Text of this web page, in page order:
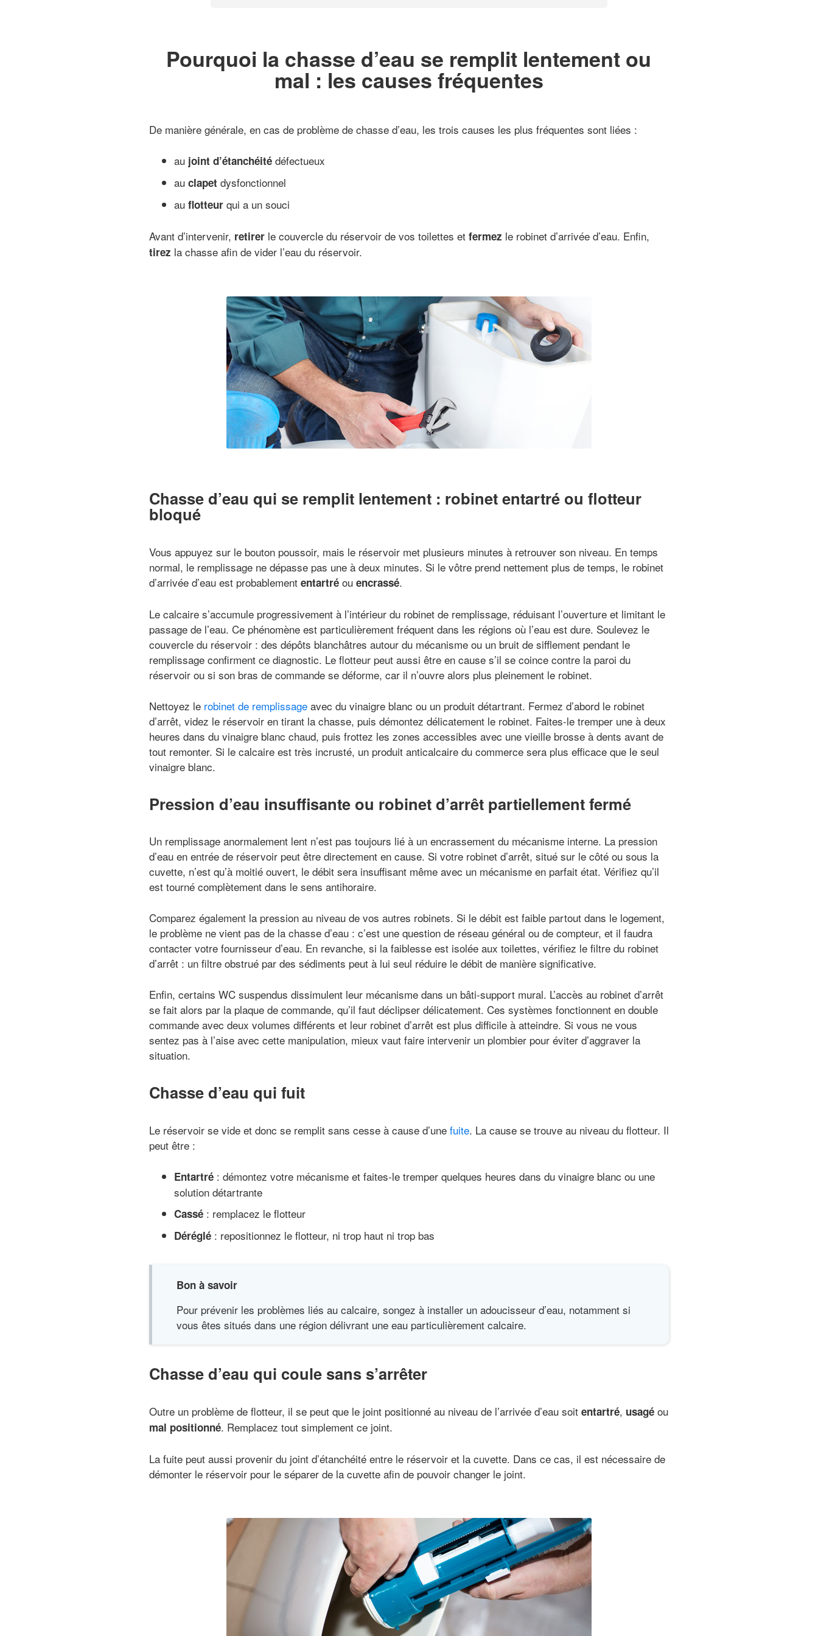
Pourquoi la chasse d’eau se remplit lentement ou
mal : les causes fréquentes
De manière générale, en cas de problème de chasse d’eau, les trois causes les plus fréquentes sont liées :
au joint d’étanchéité défectueux
auclapet dysfonctionnel
auflotteur qui a un souci
Avant d’intervenir, retirerle couvercle du réservoir de vos toilettes et fermez le robinet d’arrivée d’eau. Enfin,
tirez la chasse afin de vider l’eau du réservoir.
Chasse d’eau qui se remplit lentement : robinet entartré ou flotteur
bloqué
Vous appuyez sur le bouton poussoir, mais le réservoir met plusieurs minutes à retrouver son niveau. En temps
normal, le remplissage ne dépasse pas une à deux minutes. Si le vôtre prend nettement plus de temps, le robinet
d’arrivée d’eau est probablement entartréou encrassé.
Le calcaire s’accumule progressivement à l’intérieur du robinet de remplissage, réduisant l’ouverture et limitant le
passage de l’eau. Ce phénomène est particulièrement fréquent dans les régions où l’eau est dure. Soulevez le
couvercle du réservoir : des dépôts blanchâtres autour du mécanisme ou un bruit de sifflement pendant le
remplissage confirment ce diagnostic. Le flotteur peut aussi être en cause s’il se coince contre la paroi du
réservoir ou si son bras de commande se déforme, car il n’ouvre alors plus pleinement le robinet.
Nettoyez le robinet de remplissageavec du vinaigre blanc ou un produit détartrant. Fermez d’abord le robinet
d’arrêt, videz le réservoir en tirant la chasse, puis démontez délicatement le robinet. Faites-le tremper une à deux
heures dans du vinaigre blanc chaud, puis frottez les zones accessibles avec une vieille brosse à dents avant de
tout remonter. Si le calcaire est très incrusté, un produit anticalcaire du commerce sera plus efficace que le seul
vinaigre blanc.
Pression d’eau insuffisante ou robinet d’arrêt partiellement fermé
Un remplissage anormalement lent n’est pas toujours lié à un encrassement du mécanisme interne. La pression
d’eau en entrée de réservoir peut être directement en cause. Si votre robinet d’arrêt, situé sur le côté ou sous la
cuvette, n’est qu’à moitié ouvert, le débit sera insuffisant même avec un mécanisme en parfait état. Vérifiez qu’il
est tourné complètement dans le sens antihoraire.
Comparez également la pression au niveau de vos autres robinets. Si le débit est faible partout dans le logement,
le problème ne vient pas de la chasse d’eau : c’est une question de réseau général ou de compteur, et il faudra
contacter votre fournisseur d’eau. En revanche, si la faiblesse est isolée aux toilettes, vérifiez le filtre du robinet
d’arrêt : un filtre obstrué par des sédiments peut à lui seul réduire le débit de manière significative.
Enfin, certains WC suspendus dissimulent leur mécanisme dans un bâti-support mural. L’accès au robinet d’arrêt
se fait alors par la plaque de commande, qu’il faut déclipser délicatement. Ces systèmes fonctionnent en double
commande avec deux volumes différents et leur robinet d’arrêt est plus difficile à atteindre. Si vous ne vous
sentez pas à l’aise avec cette manipulation, mieux vaut faire intervenir un plombier pour éviter d’aggraver la
situation.
Chasse d’eau qui fuit
Le réservoir se vide et donc se remplit sans cesse à cause d’une fuite. La cause se trouve au niveau du flotteur. Il
peut être :
Entartré : démontez votre mécanisme et faites-le tremper quelques heures dans du vinaigre blanc ou une
solution détartrante
Cassé : remplacez le flotteur
Déréglé : repositionnez le flotteur, ni trop haut ni trop bas
Bon à savoir
Pour prévenir les problèmes liés au calcaire, songez à installer un adoucisseur d’eau, notamment si
vous êtes situés dans une région délivrant une eau particulièrement calcaire.
Chasse d’eau qui coule sans s’arrêter
Outre un problème de flotteur, il se peut que le joint positionné au niveau de l’arrivée d’eau soit entartré, usagéou
mal positionné. Remplacez tout simplement ce joint.
La fuite peut aussi provenir du joint d’étanchéité entre le réservoir et la cuvette. Dans ce cas, il est nécessaire de
démonter le réservoir pour le séparer de la cuvette afin de pouvoir changer le joint.